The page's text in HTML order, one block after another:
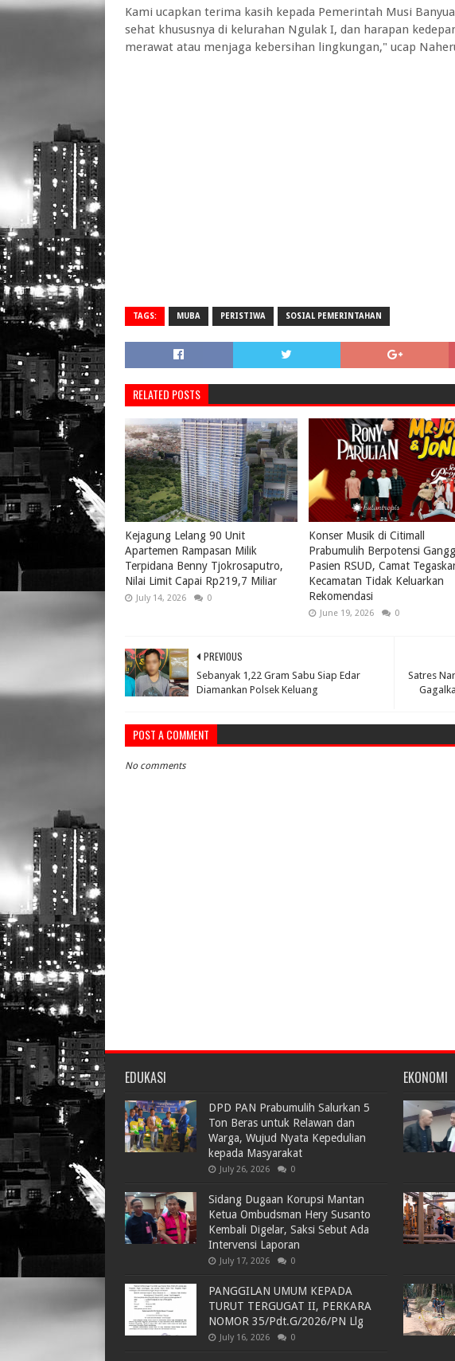
Kami ucapkan terima kasih kepada Pemerintah Musi
sehat khususnya di kelurahan Ngulak I, dan harapan
merawat atau menjaga kebersihan lingkungan," ucap
TAGS: MUBA PERISTIWA SOSIAL PEMERINTAHAN
RELATED POSTS
Kejagung Lelang 90 Unit
Apartemen Rampasan Milik
Terpidana Benny Tjokrosaputro,
Nilai Limit Capai Rp219,7 Miliar
July 14, 2026 0
Konser Musik di Citimall
Prabumulih Berpotensi
Pasien RSUD, Camat
Kecamatan Tidak Keluarkan
Rekomendasi
June 19, 2026 0
Satres
PREVIOUS
Sebanyak 1,22 Gram Sabu Siap Edar
Diamankan Polsek Keluang
POST A COMMENT
No comments
EDUKASI
DPD PAN Prabumulih Salurkan 5
Ton Beras untuk Relawan dan
Warga, Wujud Nyata Kepedulian
kepada Masyarakat
July 26, 2026 0
Sidang Dugaan Korupsi Mantan
Ketua Ombudsman Hery Susanto
Kembali Digelar, Saksi Sebut Ada
Intervensi Laporan
July 17, 2026 0
PANGGILAN UMUM KEPADA
TURUT TERGUGAT II, PERKARA
NOMOR 35/Pdt.G/2026/PN Llg
July 16, 2026 0
EKONOMI